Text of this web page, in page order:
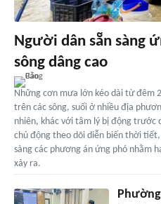
Người dân sẵn sàng
sông dâng cao
Những cơn mưa lớn kéo dài từ đêm
trên các sông, suối ở nhiều địa
nhiên, khác với tâm lý bị động trước
chủ động theo dõi diễn biến thời
sàng các phương án ứng phó nhằm
xảy ra.